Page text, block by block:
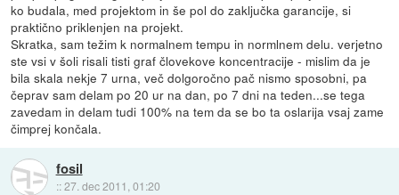
ko budala, med projektom in še pol do zaključka garancije, si
praktično priklenjen na projekt.
Skratka, sam težim k normalnem tempu in normlnem delu. verjetno
ste vsi v šoli risali tisti graf človekove koncentracije - mislim da je
bila skala nekje 7 urna, več dolgoročno pač nismo sposobni, pa
čeprav sam delam po 20 ur na dan, po 7 dni na teden...se tega
zavedam in delam tudi 100% na tem da se bo ta oslarija vsaj zame
čimprej končala.
fosil
::27. dec 2011, 01:20